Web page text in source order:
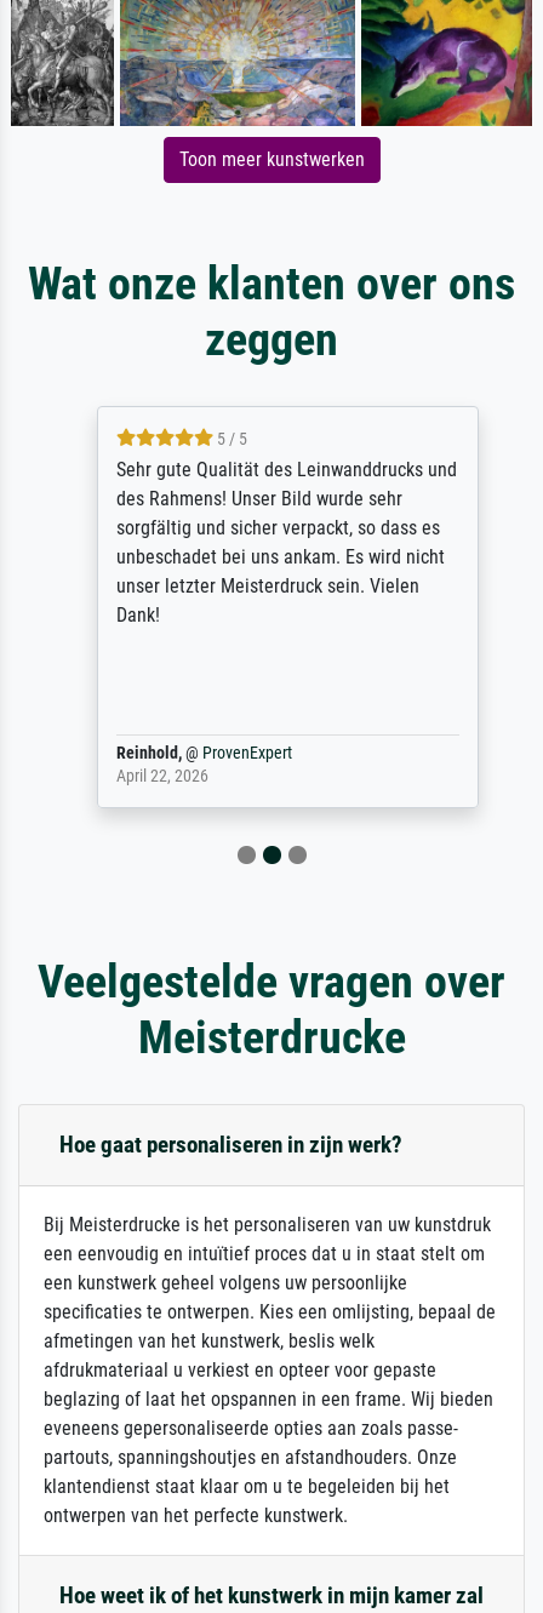
Toon meer kunstwerken
Wat onze klanten over ons
zeggen
5 / 5
Sehr gute Qualität des Leinwanddrucks und
des Rahmens! Unser Bild wurde sehr
sorgfältig und sicher verpackt, so dass es
unbeschadet bei uns ankam. Es wird nicht
unser letzter Meisterdruck sein. Vielen
Dank!
Reinhold, @ProvenExpert
April 22, 2026
Veelgestelde vragen over
Meisterdrucke
Hoe gaat personaliseren in zijn werk?
Bij Meisterdrucke is het personaliseren van uw kunstdruk
een eenvoudig en intuïtief proces dat u in staat stelt om
een kunstwerk geheel volgens uw persoonlijke
specificaties te ontwerpen. Kies een omlijsting, bepaal de
afmetingen van het kunstwerk, beslis welk
afdrukmateriaal u verkiest en opteer voor gepaste
beglazing of laat het opspannen in een frame. Wij bieden
eveneens gepersonaliseerde opties aan zoals passe-
partouts, spanningshoutjes en afstandhouders. Onze
klantendienst staat klaar om u te begeleiden bij het
ontwerpen van het perfecte kunstwerk.
Hoe weet ik of het kunstwerk in mijn kamer zal